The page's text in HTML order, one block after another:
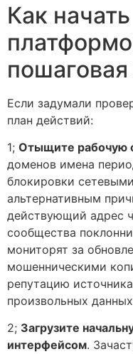
Как
Если задумали
план действий:
1; Отыщите рабочую
доменов имена
блокировки
альтернативным
действующий адрес
сообщества
мониторят за
мошенническими
репутацию
произвольных
2; Загрузите
интерфейсом.